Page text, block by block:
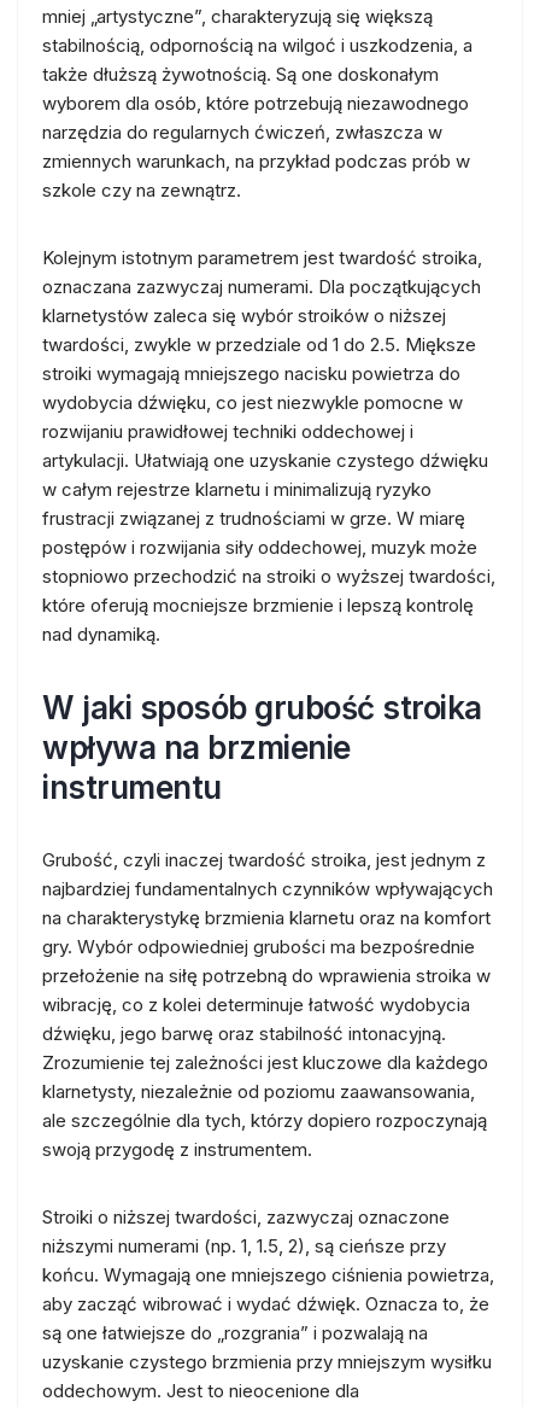
mniej „artystyczne”, charakteryzują się większą
stabilnością, odpornością na wilgoć i uszkodzenia, a
także dłuższą żywotnością. Są one doskonałym
wyborem dla osób, które potrzebują niezawodnego
narzędzia do regularnych ćwiczeń, zwłaszcza w
zmiennych warunkach, na przykład podczas prób w
szkole czy na zewnątrz.
Kolejnym istotnym parametrem jest twardość stroika,
oznaczana zazwyczaj numerami. Dla początkujących
klarnetystów zaleca się wybór stroików o niższej
twardości, zwykle w przedziale od 1 do 2.5. Miększe
stroiki wymagają mniejszego nacisku powietrza do
wydobycia dźwięku, co jest niezwykle pomocne w
rozwijaniu prawidłowej techniki oddechowej i
artykulacji. Ułatwiają one uzyskanie czystego dźwięku
w całym rejestrze klarnetu i minimalizują ryzyko
frustracji związanej z trudnościami w grze. W miarę
postępów i rozwijania siły oddechowej, muzyk może
stopniowo przechodzić na stroiki o wyższej twardości,
które oferują mocniejsze brzmienie i lepszą kontrolę
nad dynamiką.
W jaki sposób grubość stroika
wpływa na brzmienie
instrumentu
Grubość, czyli inaczej twardość stroika, jest jednym z
najbardziej fundamentalnych czynników wpływających
na charakterystykę brzmienia klarnetu oraz na komfort
gry. Wybór odpowiedniej grubości ma bezpośrednie
przełożenie na siłę potrzebną do wprawienia stroika w
wibrację, co z kolei determinuje łatwość wydobycia
dźwięku, jego barwę oraz stabilność intonacyjną.
Zrozumienie tej zależności jest kluczowe dla każdego
klarnetysty, niezależnie od poziomu zaawansowania,
ale szczególnie dla tych, którzy dopiero rozpoczynają
swoją przygodę z instrumentem.
Stroiki o niższej twardości, zazwyczaj oznaczone
niższymi numerami (np. 1, 1.5, 2), są cieńsze przy
końcu. Wymagają one mniejszego ciśnienia powietrza,
aby zacząć wibrować i wydać dźwięk. Oznacza to, że
są one łatwiejsze do „rozgrania” i pozwalają na
uzyskanie czystego brzmienia przy mniejszym wysiłku
oddechowym. Jest to nieocenione dla